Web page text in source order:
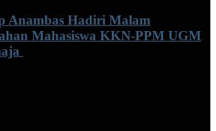
Anambas Hadiri Malam
Mahasiswa KKN-PPM UGM